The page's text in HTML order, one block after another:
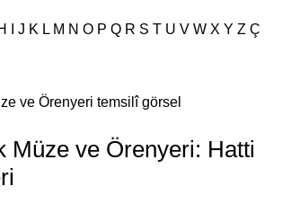
J K L M N O P Q R S T U V W X Y Z Ç
Müze ve Örenyeri: Hatti